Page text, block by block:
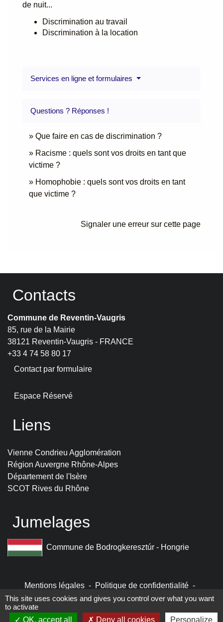
de nuit...
Discrimination au travail
Discrimination à la location
Services en ligne et formulaires
Questions ? Réponses !
Que faire en cas de discrimination ?
Racisme : quels sont vos droits en tant que
victime ?
Homophobie : quels sont vos droits en tant
que victime ?
Signaler une erreur sur cette page
Contacts
Commune de Reventin-Vaugris
85, rue de la Mairie
38121 Reventin-Vaugris - FRANCE
+33 4 74 58 80 17
Contact par formulaire
Espace Réservé
Liens
Vienne Condrieu Agglomération
Région Auvergne Rhône-Alpes
Département de l'Isère
SCOT Rives du Rhône
Jumelages
Commune de Bodrogkeresztúr - Hongrie
Mentions légales - Politique de confidentialité -
Accessibilité - Plan du site - Gestion des cookies
This site uses cookies and gives you control over what you want
to activate
OK, accept all
Deny all cookies Personalize